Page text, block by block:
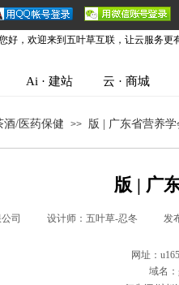
好，欢迎来到五叶草互联，让云服务更
Ai · 建站 云 · 商城
酒/医药保健 >> 版 | 广东省营养学
版 | 广
司 设计师： 五叶草-忍冬 发
网址：
域名：